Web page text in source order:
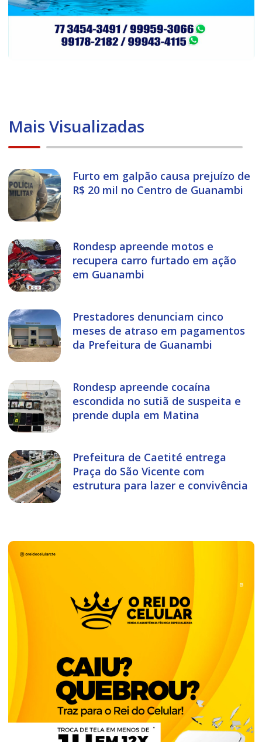
Mais Visualizadas
Furto em galpão causa prejuízo de
R$ 20 mil no Centro de Guanambi
Rondesp apreende motos e
recupera carro furtado em ação
em Guanambi
Prestadores denunciam cinco
meses de atraso em pagamentos
da Prefeitura de Guanambi
Rondesp apreende cocaína
escondida no sutiã de suspeita e
prende dupla em Matina
Prefeitura de Caetité entrega
Praça do São Vicente com
estrutura para lazer e convivência